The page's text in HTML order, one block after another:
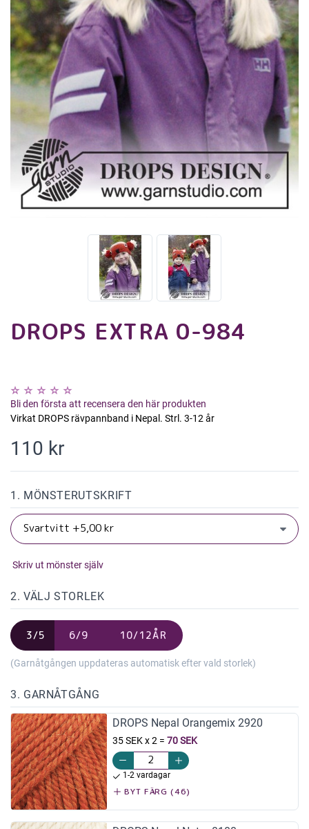
DROPS EXTRA 0-984
Bli den första att recensera den här produkten
Virkat DROPS rävpannband i Nepal. Strl. 3-12 år
110 kr
1. MÖNSTERUTSKRIFT
Skriv ut mönster själv
2. VÄLJ STORLEK
3/5 6/9 10/12ÅR
(Garnåtgången uppdateras automatisk efter vald storlek)
3. GARNÅTGÅNG
DROPS Nepal Orangemix 2920
35 SEK x 2= 70 SEK
1-2 vardagar
BYT FÄRG (46)